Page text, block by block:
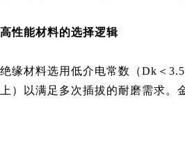
高性能材料的选择逻辑
绝缘材料选用低介电常数（Dk＜
上）以满足多次插拔的耐磨需求